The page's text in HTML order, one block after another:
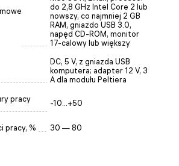
do 2,8 GHz Intel Core 2 lub
nowszy, co najmniej 2 GB
RAM, gniazdo USB 3.0,
napęd CD-ROM, monitor
17-calowy lub większy
DC, 5 V, z gniazda USB
komputera; adapter 12 V, 3
A dla modułu Peltiera
pracy
-10...+50
pracy, % 30 — 80